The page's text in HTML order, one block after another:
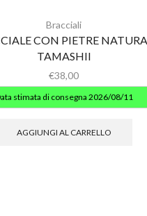
Bracciali
CON PIETRE
TAMASHII
€38,00
stimata di consegna 2026/08/11
AGGIUNGI AL CARRELLO